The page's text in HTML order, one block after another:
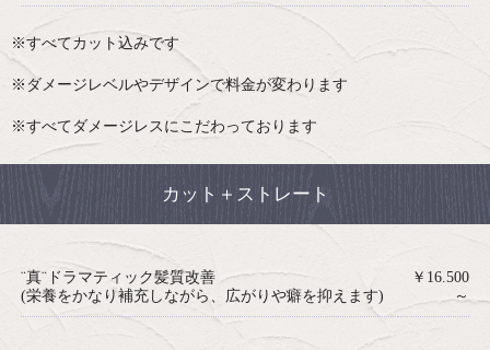
※すべてカット込みです
※ダメージレベルやデザインで料金が変わります
※すべてダメージレスにこだわっております
カット＋ストレート
¨真¨ドラマティック髪質改善
(栄養をかなり補充しながら、広がりや癖を抑えます)
￥16.500
～